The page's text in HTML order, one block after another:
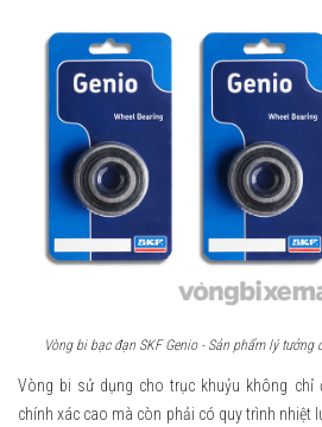
Vòng bi bạc đạn SKF Genio - Sản phẩm lý
Vòng bi sử dụng cho trục khuỷu không chỉ
chính xác cao mà còn phải có quy trình nhiệt